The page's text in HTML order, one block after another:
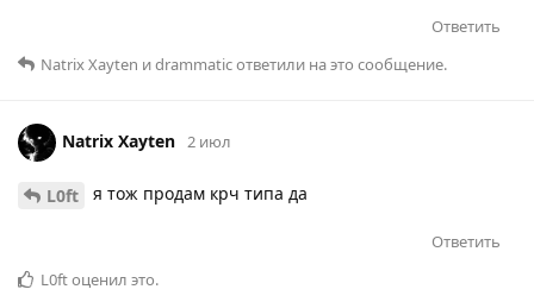
Ответить
Natrix Xayten иdrammaticответили на это сообщение.
Natrix Xayten 2 июл
L0ft я тож продам крч типа да
Ответить
L0ftоценил это.